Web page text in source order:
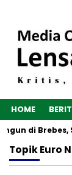
HOME
di Brebes,
TopikEuro